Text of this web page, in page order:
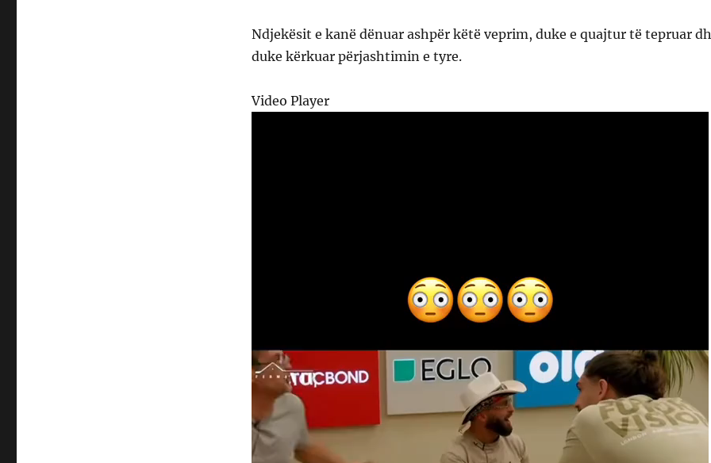
Ndjekësit e kanë dënuar ashpër këtë veprim, duke e quajtur të tepruar
duke kërkuar përjashtimin e tyre.
Video Player